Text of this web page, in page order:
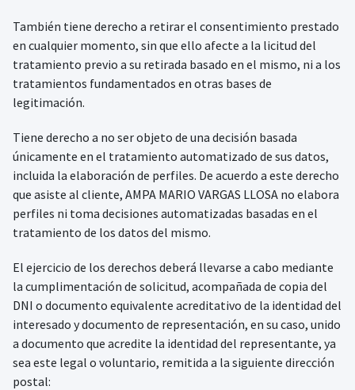
También tiene derecho a retirar el consentimiento prestado
en cualquier momento, sin que ello afecte a la licitud del
tratamiento previo a su retirada basado en el mismo, ni a los
tratamientos fundamentados en otras bases de
legitimación.
Tiene derecho a no ser objeto de una decisión basada
únicamente en el tratamiento automatizado de sus datos,
incluida la elaboración de perfiles. De acuerdo a este derecho
que asiste al cliente, AMPA MARIO VARGAS LLOSA no elabora
perfiles ni toma decisiones automatizadas basadas en el
tratamiento de los datos del mismo.
El ejercicio de los derechos deberá llevarse a cabo mediante
la cumplimentación de solicitud, acompañada de copia del
DNI o documento equivalente acreditativo de la identidad del
interesado y documento de representación, en su caso, unido
a documento que acredite la identidad del representante, ya
sea este legal o voluntario, remitida a la siguiente dirección
postal: